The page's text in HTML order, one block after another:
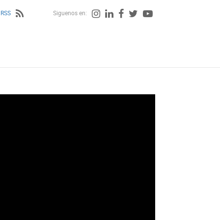
Siguenos en: